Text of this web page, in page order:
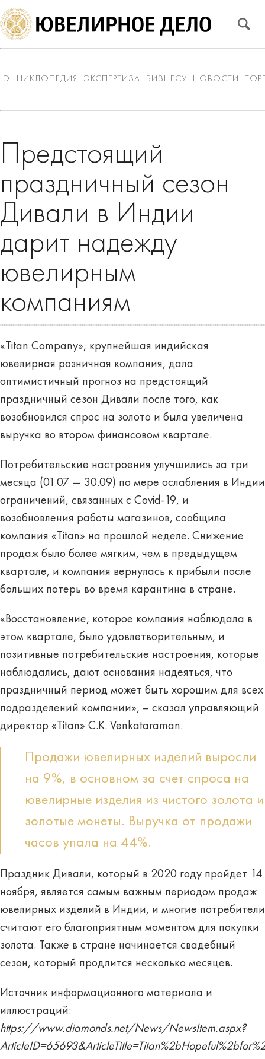
ЭНЦИКЛОПЕДИЯ ЭКСПЕРТИЗА БИЗНЕСУ НОВОСТИ
Предстоящий
праздничный сезон
Дивали в Индии
дарит надежду
ювелирным
компаниям
«Titan Company», крупнейшая индийская
ювелирная розничная компания, дала
оптимистичный прогноз на предстоящий
праздничный сезон Дивали после того, как
возобновился спрос на золото и была увеличена
выручка во втором финансовом квартале.
Потребительские настроения улучшились за три
месяца (01.07 — 30.09) по мере ослабления в Индии
ограничений, связанных с Covid-19, и
возобновления работы магазинов, сообщила
компания «Titan» на прошлой неделе. Снижение
продаж было более мягким, чем в предыдущем
квартале, и компания вернулась к прибыли после
больших потерь во время карантина в стране.
«Восстановление, которое компания наблюдала в
этом квартале, было удовлетворительным, и
позитивные потребительские настроения, которые
наблюдались, дают основания надеяться, что
праздничный период может быть хорошим для всех
подразделений компании», – сказал управляющий
директор «Titan» C.K. Venkataraman.
Продажи ювелирных изделий выросли
на 9%, в основном за счет спроса на
ювелирные изделия из чистого золота и
золотые монеты. Выручка от продажи
часов упала на 44%.
Праздник Дивали, который в 2020 году пройдет 14
ноября, является самым важным периодом продаж
ювелирных изделий в Индии, и многие потребители
считают его благоприятным моментом для покупки
золота. Также в стране начинается свадебный
сезон, который продлится несколько месяцев.
Источник информационного материала и
иллюстраций:
https://www.diamonds.net/News/NewsItem.aspx?